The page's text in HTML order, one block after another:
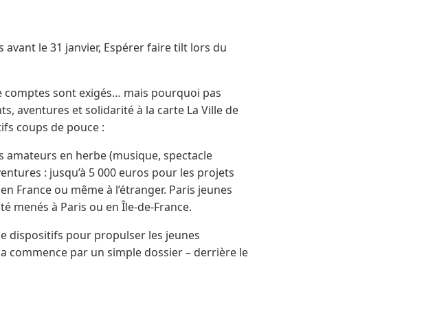
avant le 31 janvier, Espérer faire tilt lors du
sont exigés… mais pourquoi pas
aventures et solidarité à la carte La Ville de
coups de pouce :
amateurs en herbe (musique, spectacle
: jusqu’à 5 000 euros pour les projets
France ou même à l’étranger. Paris jeunes
menés à Paris ou en Île-de-France.
dispositifs pour propulser les jeunes
commence par un simple dossier – derrière le